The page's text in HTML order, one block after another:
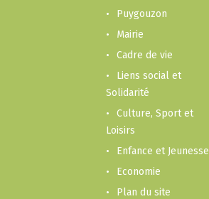
Puygouzon
Mairie
Cadre de vie
Liens social et
Solidarité
Culture, Sport et
Loisirs
Enfance et Jeunesse
Economie
Plan du site